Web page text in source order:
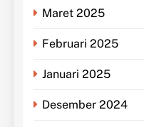
Maret 2025
Februari 2025
Januari 2025
Desember 2024